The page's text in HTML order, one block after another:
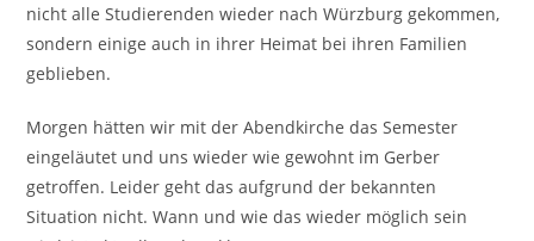
nicht alle Studierenden wieder nach Würzburg gekommen,
sondern einige auch in ihrer Heimat bei ihren Familien
geblieben.
Morgen hätten wir mit der Abendkirche das Semester
eingeläutet und uns wieder wie gewohnt im Gerber
getroffen. Leider geht das aufgrund der bekannten
Situation nicht. Wann und wie das wieder möglich sein